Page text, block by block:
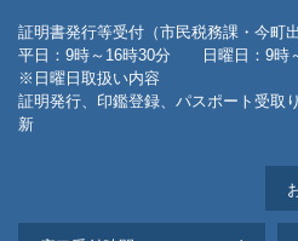
証明書発行等受付（市民税務課・今町出
平日：9時～16時30分 日曜日：9時
※日曜日取扱い内容
証明発行、印鑑登録、パスポート受取
新